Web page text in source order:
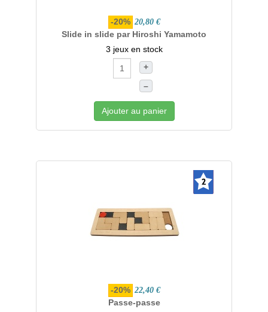
-20% 20,80 €
Slide in slide par Hiroshi Yamamoto
3 jeux en stock
+
–
Ajouter au panier
-20% 22,40 €
Passe-passe